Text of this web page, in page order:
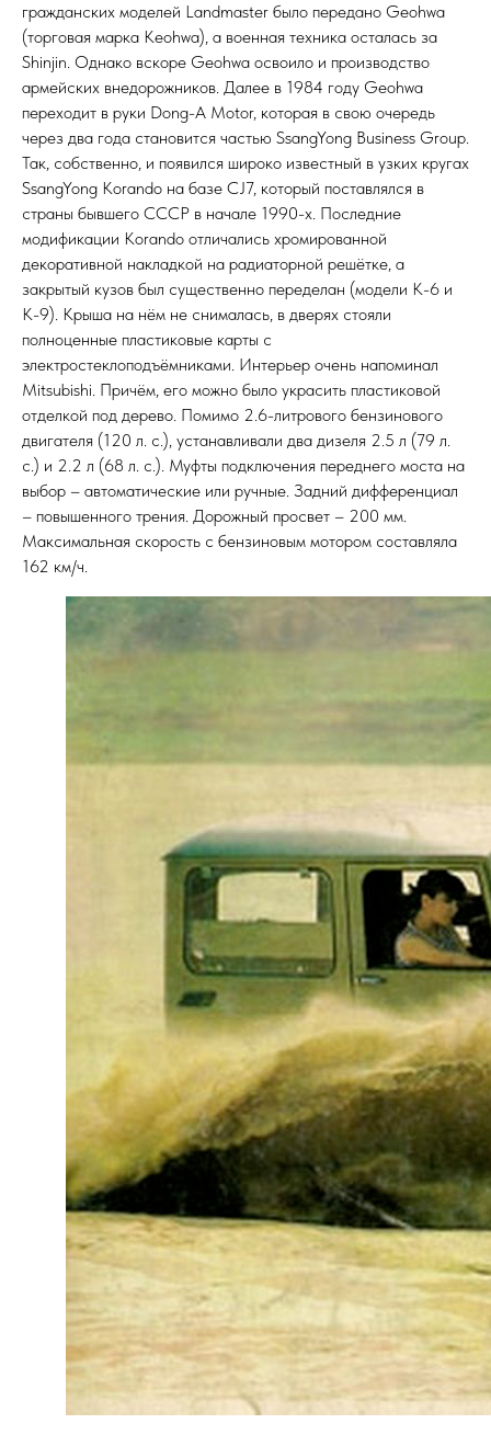
гражданских моделей Landmaster было передано Geohwa
(торговая марка Keohwa), а военная техника осталась за
Shinjin. Однако вскоре Geohwa освоило и производство
армейских внедорожников. Далее в 1984 году Geohwa
переходит в руки Dong-A Motor, которая в свою очередь
через два года становится частью SsangYong Business Group.
Так, собственно, и появился широко известный в узких кругах
SsangYong Korando на базе CJ7, который поставлялся в
страны бывшего СССР в начале 1990-х. Последние
модификации Korando отличались хромированной
декоративной накладкой на радиаторной решётке, а
закрытый кузов был существенно переделан (модели K-6 и
K-9). Крыша на нём не снималась, в дверях стояли
полноценные пластиковые карты с
электростеклоподъёмниками. Интерьер очень напоминал
Mitsubishi. Причём, его можно было украсить пластиковой
отделкой под дерево. Помимо 2.6-литрового бензинового
двигателя (120 л. с.), устанавливали два дизеля 2.5 л (79 л.
с.) и 2.2 л (68 л. с.). Муфты подключения переднего моста на
выбор – автоматические или ручные. Задний дифференциал
– повышенного трения. Дорожный просвет – 200 мм.
Максимальная скорость с бензиновым мотором составляла
162 км/ч.